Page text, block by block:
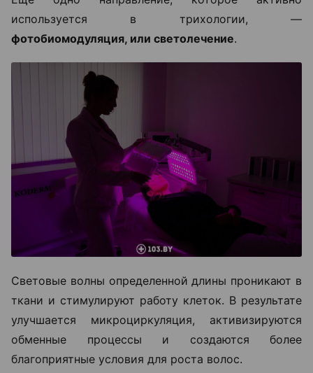
используется в трихологии, —
фотобиомодуляция, или светолечение.
Световые волны определенной длины проникают в
ткани и стимулируют работу клеток. В результате
улучшается микроциркуляция, активизируются
обменные процессы и создаются более
благоприятные условия для роста волос.